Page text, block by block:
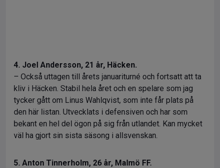
4. Joel Andersson, 21 år, Häcken.
– Också uttagen till årets januariturné och fortsatt att ta
kliv i Häcken. Stabil hela året och en spelare som jag
tycker gått om Linus Wahlqvist, som inte får plats på
den här listan. Utvecklats i defensiven och har som
bekant en hel del ögon på sig från utlandet. Kan mycket
väl ha gjort sin sista säsong i allsvenskan.
5. Anton Tinnerholm, 26 år, Malmö FF.